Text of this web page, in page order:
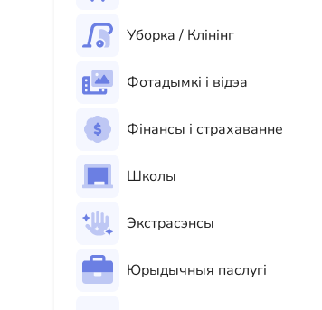
Уборка / Клінінг
Фотадымкі і відэа
Фінансы і страхаванне
Школы
Экстрасэнсы
Юрыдычныя паслугі